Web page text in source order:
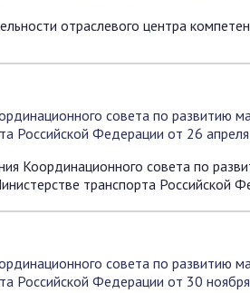
отраслевого центра
совета по развитию
Российской Федерации от 26
Координационного совета по
транспорта Российской
совета по развитию
Российской Федерации от 30